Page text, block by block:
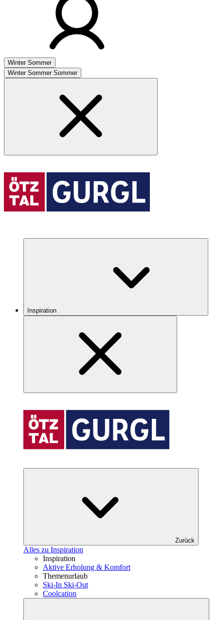
Winter Sommer
Winter Sommer Sommer
Inspiration
Zurück
Alles zu Inspiration
Inspiration
Aktive Erholung & Komfort
Themenurlaub
Ski-In Ski-Out
Coolcation